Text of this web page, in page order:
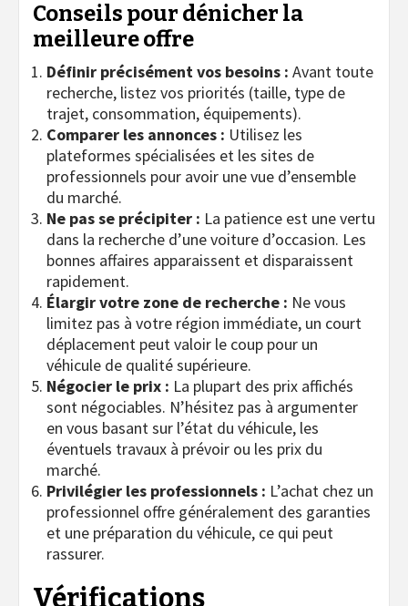
Conseils pour dénicher la
meilleure offre
Définir précisément vos besoins : Avant toute
recherche, listez vos priorités (taille, type de
trajet, consommation, équipements).
Comparer les annonces : Utilisez les
plateformes spécialisées et les sites de
professionnels pour avoir une vue d’ensemble
du marché.
Ne pas se précipiter : La patience est une vertu
dans la recherche d’une voiture d’occasion. Les
bonnes affaires apparaissent et disparaissent
rapidement.
Élargir votre zone de recherche : Ne vous
limitez pas à votre région immédiate, un court
déplacement peut valoir le coup pour un
véhicule de qualité supérieure.
Négocier le prix : La plupart des prix affichés
sont négociables. N’hésitez pas à argumenter
en vous basant sur l’état du véhicule, les
éventuels travaux à prévoir ou les prix du
marché.
Privilégier les professionnels : L’achat chez un
professionnel offre généralement des garanties
et une préparation du véhicule, ce qui peut
rassurer.
Vérifications